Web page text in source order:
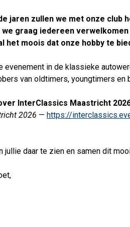
jaren zullen we met onze club
we graag iedereen
het moois dat onze hobby te
evenement in de klassieke
van oldtimers, youngtimers en
InterClassics Maastricht
2026 — https://
jullie daar te zien en samen dit